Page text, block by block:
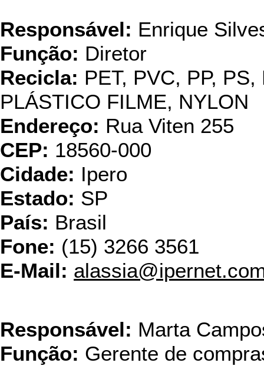
Responsável: Enrique
Função: Diretor
Recicla: PET, PVC, PP,
PLÁSTICO FILME, NYLON
Endereço: Rua Viten 255
CEP: 18560-000
Cidade: Ipero
Estado: SP
País: Brasil
Fone: (15) 3266 3561
E-Mail:
Responsável: Marta
Função: Gerente de